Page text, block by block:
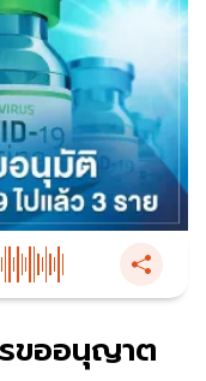
ขออนุญาต